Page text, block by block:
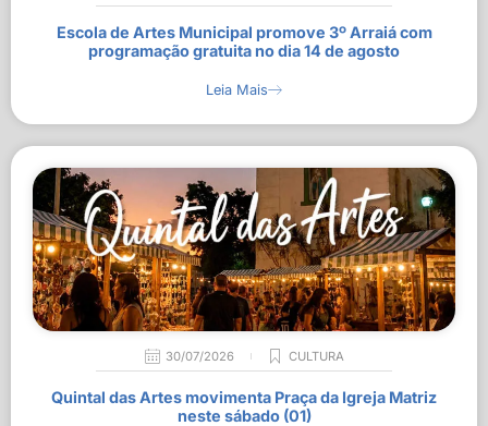
Escola de Artes Municipal promove 3º Arraiá com
programação gratuita no dia 14 de agosto
Leia Mais
30/07/2026 CULTURA
Quintal das Artes movimenta Praça da Igreja Matriz
neste sábado (01)